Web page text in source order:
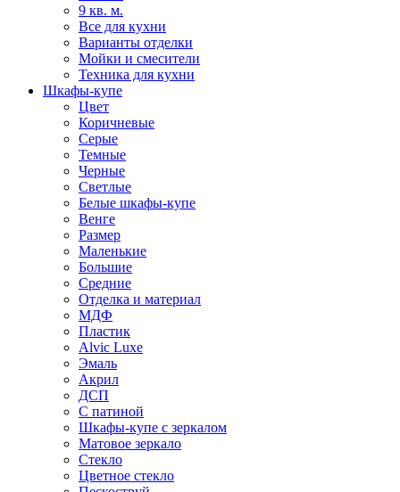
9 кв. м.
Все для кухни
Варианты отделки
Мойки и смесители
Техника для кухни
Шкафы-купе
Цвет
Коричневые
Серые
Темные
Черные
Светлые
Белые шкафы-купе
Венге
Размер
Маленькие
Большие
Средние
Отделка и материал
МДФ
Пластик
Alvic Luxe
Эмаль
Акрил
ДСП
С патиной
Шкафы-купе с зеркалом
Матовое зеркало
Стекло
Цветное стекло